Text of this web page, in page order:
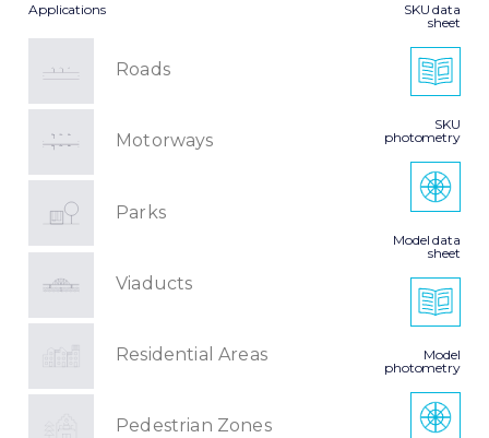
Applications
Roads
Motorways
Parks
Viaducts
Residential Areas
Pedestrian Zones
SKU data
sheet
SKU
photometry
Model data
sheet
Model
photometry